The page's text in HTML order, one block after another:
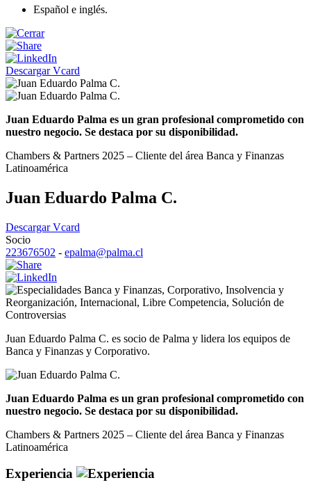
Español e inglés.
Descargar Vcard
Juan Eduardo Palma es un gran profesional comprometido con
nuestro negocio. Se destaca por su disponibilidad.
Chambers & Partners 2025 – Cliente del área Banca y Finanzas
Latinoamérica
Juan Eduardo Palma C.
Descargar Vcard
Socio
223676502 - epalma@palma.cl
Banca y Finanzas, Corporativo, Insolvencia y
Reorganización, Internacional, Libre Competencia, Solución de
Controversias
Juan Eduardo Palma C. es socio de Palma y lidera los equipos de
Banca y Finanzas y Corporativo.
Juan Eduardo Palma es un gran profesional comprometido con
nuestro negocio. Se destaca por su disponibilidad.
Chambers & Partners 2025 – Cliente del área Banca y Finanzas
Latinoamérica
Experiencia